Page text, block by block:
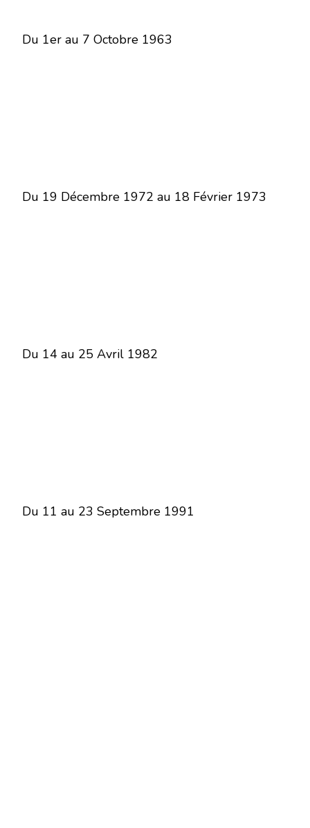
Du 1er au 7 Octobre 1963
Du 19 Décembre 1972 au 18 Février 1973
Du 14 au 25 Avril 1982
Du 11 au 23 Septembre 1991